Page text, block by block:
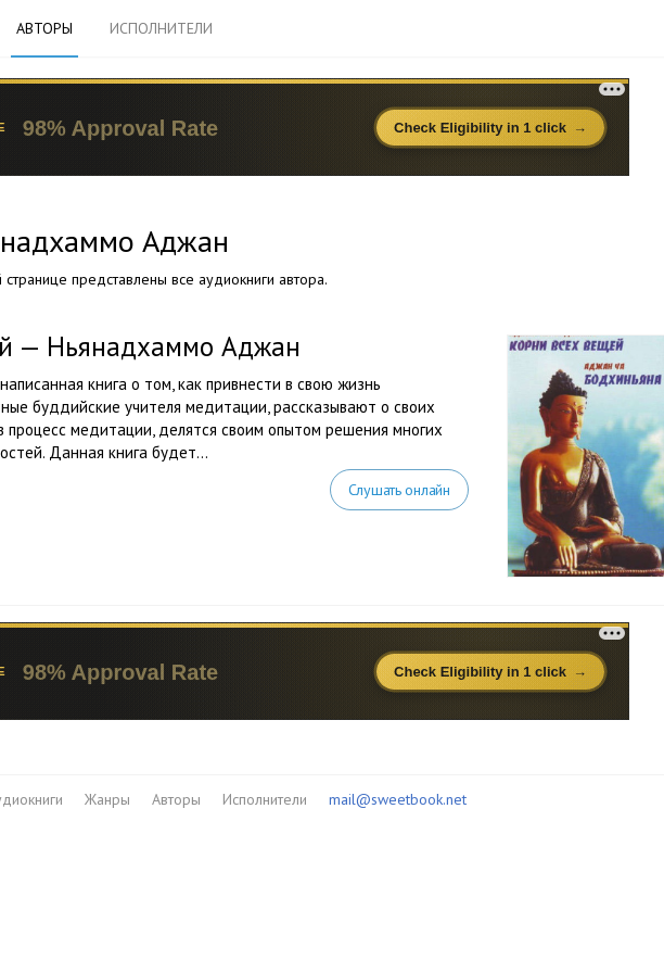
АВТОРЫ ИСПОЛНИТЕЛИ
Аджан
странице представлены все аудиокниги автора.
— Ньянадхаммо Аджан
книга о том, как привнести в свою жизнь
буддийские учителя медитации, рассказывают о своих
медитации, делятся своим опытом решения многих
Данная книга будет...
Слушать онлайн
Жанры Авторы Исполнители mail@sweetbook.net